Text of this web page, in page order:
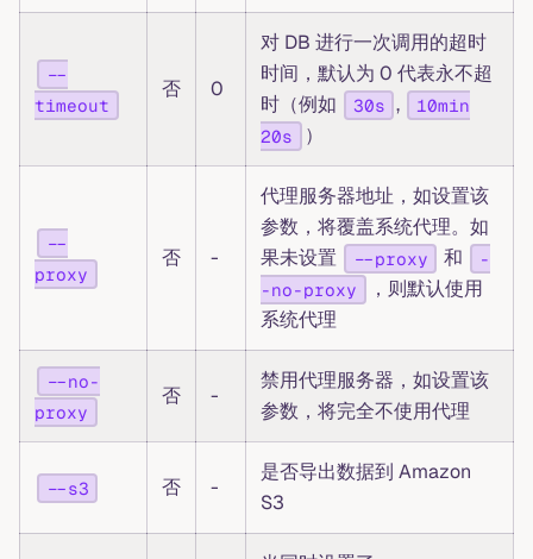
--
timeout
否 0
对 DB 进行一次调用的超时
时间，默认为 0 代表永不超
时（例如
30s ,
10min
20s
）
--
proxy
否 -
代理服务器地址，如设置该
参数，将覆盖系统代理。如
果未设置
--proxy 和
-
-no-proxy
，则默认使用
系统代理
--no-
proxy
否 -
禁用代理服务器，如设置该
参数，将完全不使用代理
--s3 否 -
是否导出数据到 Amazon
S3